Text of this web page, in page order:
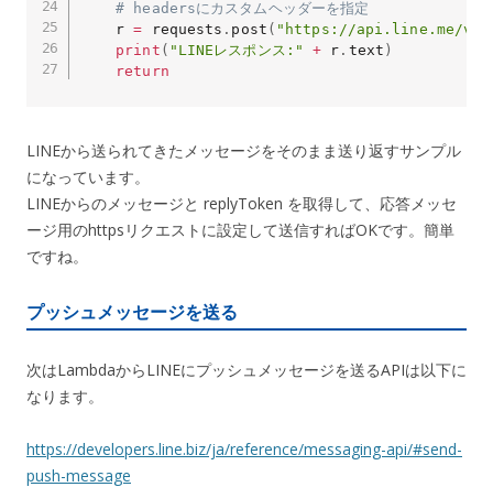
# headersにカスタムヘッダーを指定
    r
= requests . post ( "https://api.line.me/v2/
print ( "LINEレスポンス:" + r . text )
return
LINEから送られてきたメッセージをそのまま送り返すサンプル
になっています。
LINEからのメッセージと replyToken を取得して、応答メッセ
ージ用のhttpsリクエストに設定して送信すればOKです。簡単
ですね。
プッシュメッセージを送る
次はLambdaからLINEにプッシュメッセージを送るAPIは以下に
なります。
https://developers.line.biz/ja/reference/messaging-api/#send-
push-message